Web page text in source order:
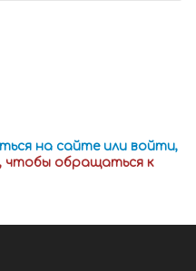
на сайте или войти,
, чтобы обращаться к